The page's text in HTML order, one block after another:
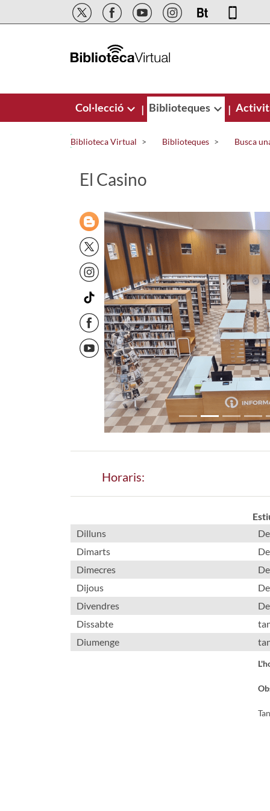
Salta al contingut principal
Col·lecció | Biblioteques |
Biblioteca Virtual Biblioteques Busca
El Casino
Previous
Horaris:
Dilluns
Dimarts
Dimecres
Dijous
Divendres
Dissabte
Diumenge